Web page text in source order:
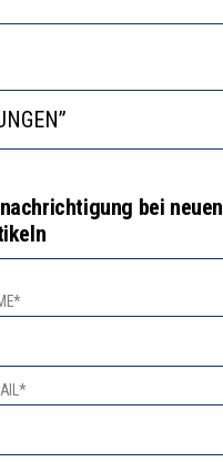
bei neuen